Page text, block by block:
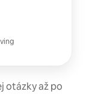
otázky až po